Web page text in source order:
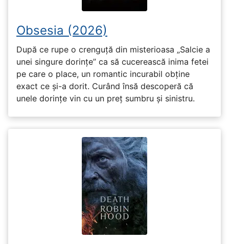
Obsesia (2026)
După ce rupe o crenguță din misterioasa „Salcie a
unei singure dorințe” ca să cucerească inima fetei
pe care o place, un romantic incurabil obține
exact ce și-a dorit. Curând însă descoperă că
unele dorințe vin cu un preț sumbru și sinistru.